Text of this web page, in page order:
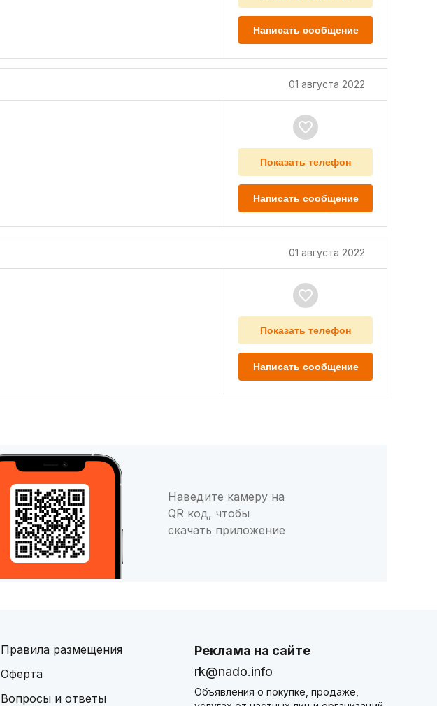
Написать сообщение
01 августа 2022
Показать телефон
Написать сообщение
01 августа 2022
Показать телефон
Написать сообщение
Наведите камеру на
QR код, чтобы
скачать приложение
Правила размещения
Оферта
Вопросы и ответы
Реклама на сайте
rk@nado.info
Объявления о покупке, продаже,